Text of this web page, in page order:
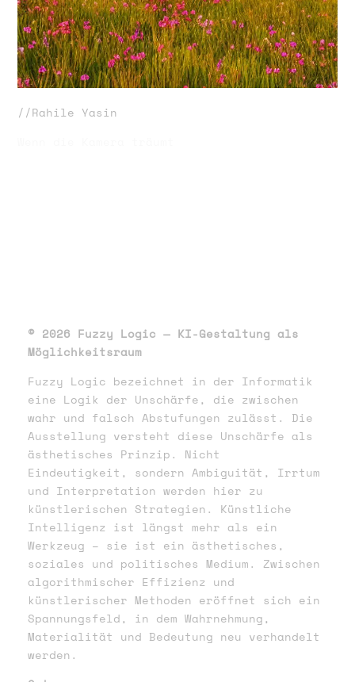
//Rahile Yasin
© 2026 Fuzzy Logic — KI-Gestaltung als
Möglichkeitsraum
Fuzzy Logic bezeichnet in der Informatik
eine Logik der Unschärfe, die zwischen
wahr und falsch Abstufungen zulässt. Die
Ausstellung versteht diese Unschärfe als
ästhetisches Prinzip. Nicht
Eindeutigkeit, sondern Ambiguität, Irrtum
und Interpretation werden hier zu
künstlerischen Strategien. Künstliche
Intelligenz ist längst mehr als ein
Werkzeug – sie ist ein ästhetisches,
soziales und politisches Medium. Zwischen
algorithmischer Effizienz und
künstlerischer Methoden eröffnet sich ein
Spannungsfeld, in dem Wahrnehmung,
Materialität und Bedeutung neu verhandelt
werden.